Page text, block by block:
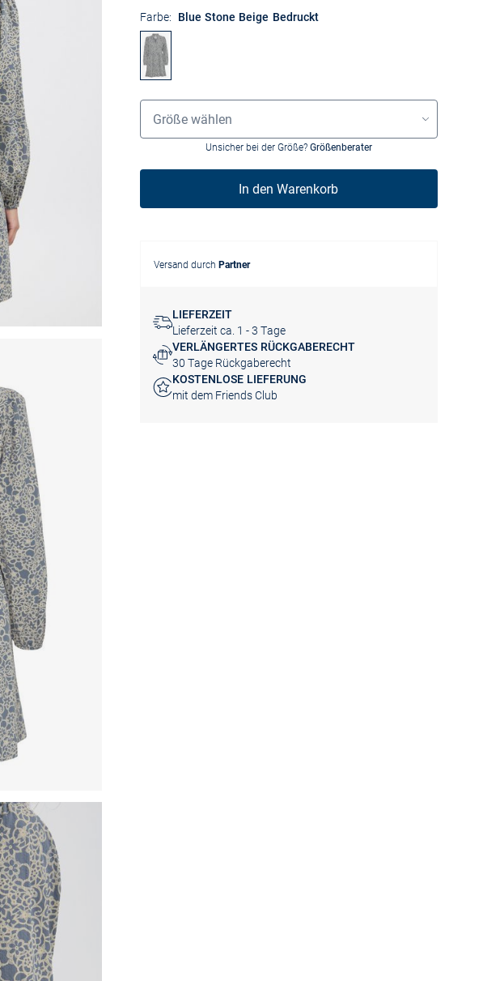
Farbe: Blue Stone Beige Bedruckt
Größenauswahl
Größe wählen
Unsicher bei der Größe? Größenberater
In den Warenkorb
Versand durch Partner
LIEFERZEIT
Lieferzeit ca. 1 - 3 Tage
VERLÄNGERTES RÜCKGABERECHT
30 Tage Rückgaberecht
KOSTENLOSE LIEFERUNG
mit dem Friends Club